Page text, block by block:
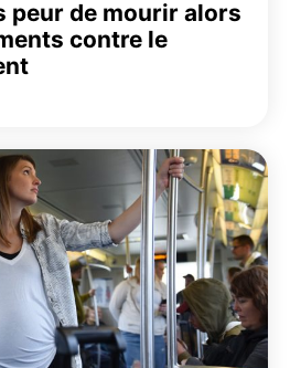
peur de mourir alors
contre le